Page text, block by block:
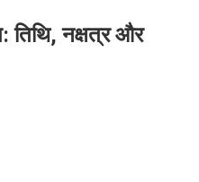
तिथि, नक्षत्र और